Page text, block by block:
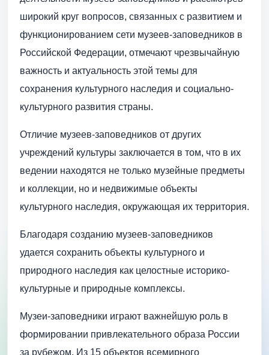
широкий круг вопросов, связанных с развитием и
функционированием сети музеев-заповедников в
Российской Федерации, отмечают чрезвычайную
важность и актуальность этой темы для
сохранения культурного наследия и социально-
культурного развития страны.
Отличие музеев-заповедников от других
учреждений культуры заключается в том, что в их
ведении находятся не только музейные предметы
и коллекции, но и недвижимые объекты
культурного наследия, окружающая их территория.
Благодаря созданию музеев-заповедников
удается сохранить объекты культурного и
природного наследия как целостные историко-
культурные и природные комплексы.
Музеи-заповедники играют важнейшую роль в
формировании привлекательного образа России
за рубежом. Из 15 объектов всемирного